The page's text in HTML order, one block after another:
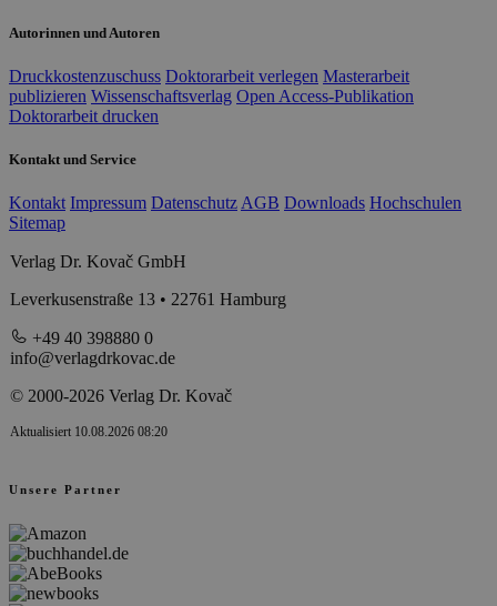
Autorinnen und Autoren
Druckkostenzuschuss Doktorarbeit verlegen Masterarbeit
publizieren Wissenschaftsverlag Open Access-Publikation
Doktorarbeit drucken
Kontakt und Service
Kontakt Impressum Datenschutz AGB Downloads Hochschulen
Sitemap
Verlag Dr. Kovač GmbH
Leverkusenstraße 13 • 22761 Hamburg
+49 40 398880 0
info@verlagdrkovac.de
© 2000-2026 Verlag Dr. Kovač
Aktualisiert 10.08.2026 08:20
Unsere Partner